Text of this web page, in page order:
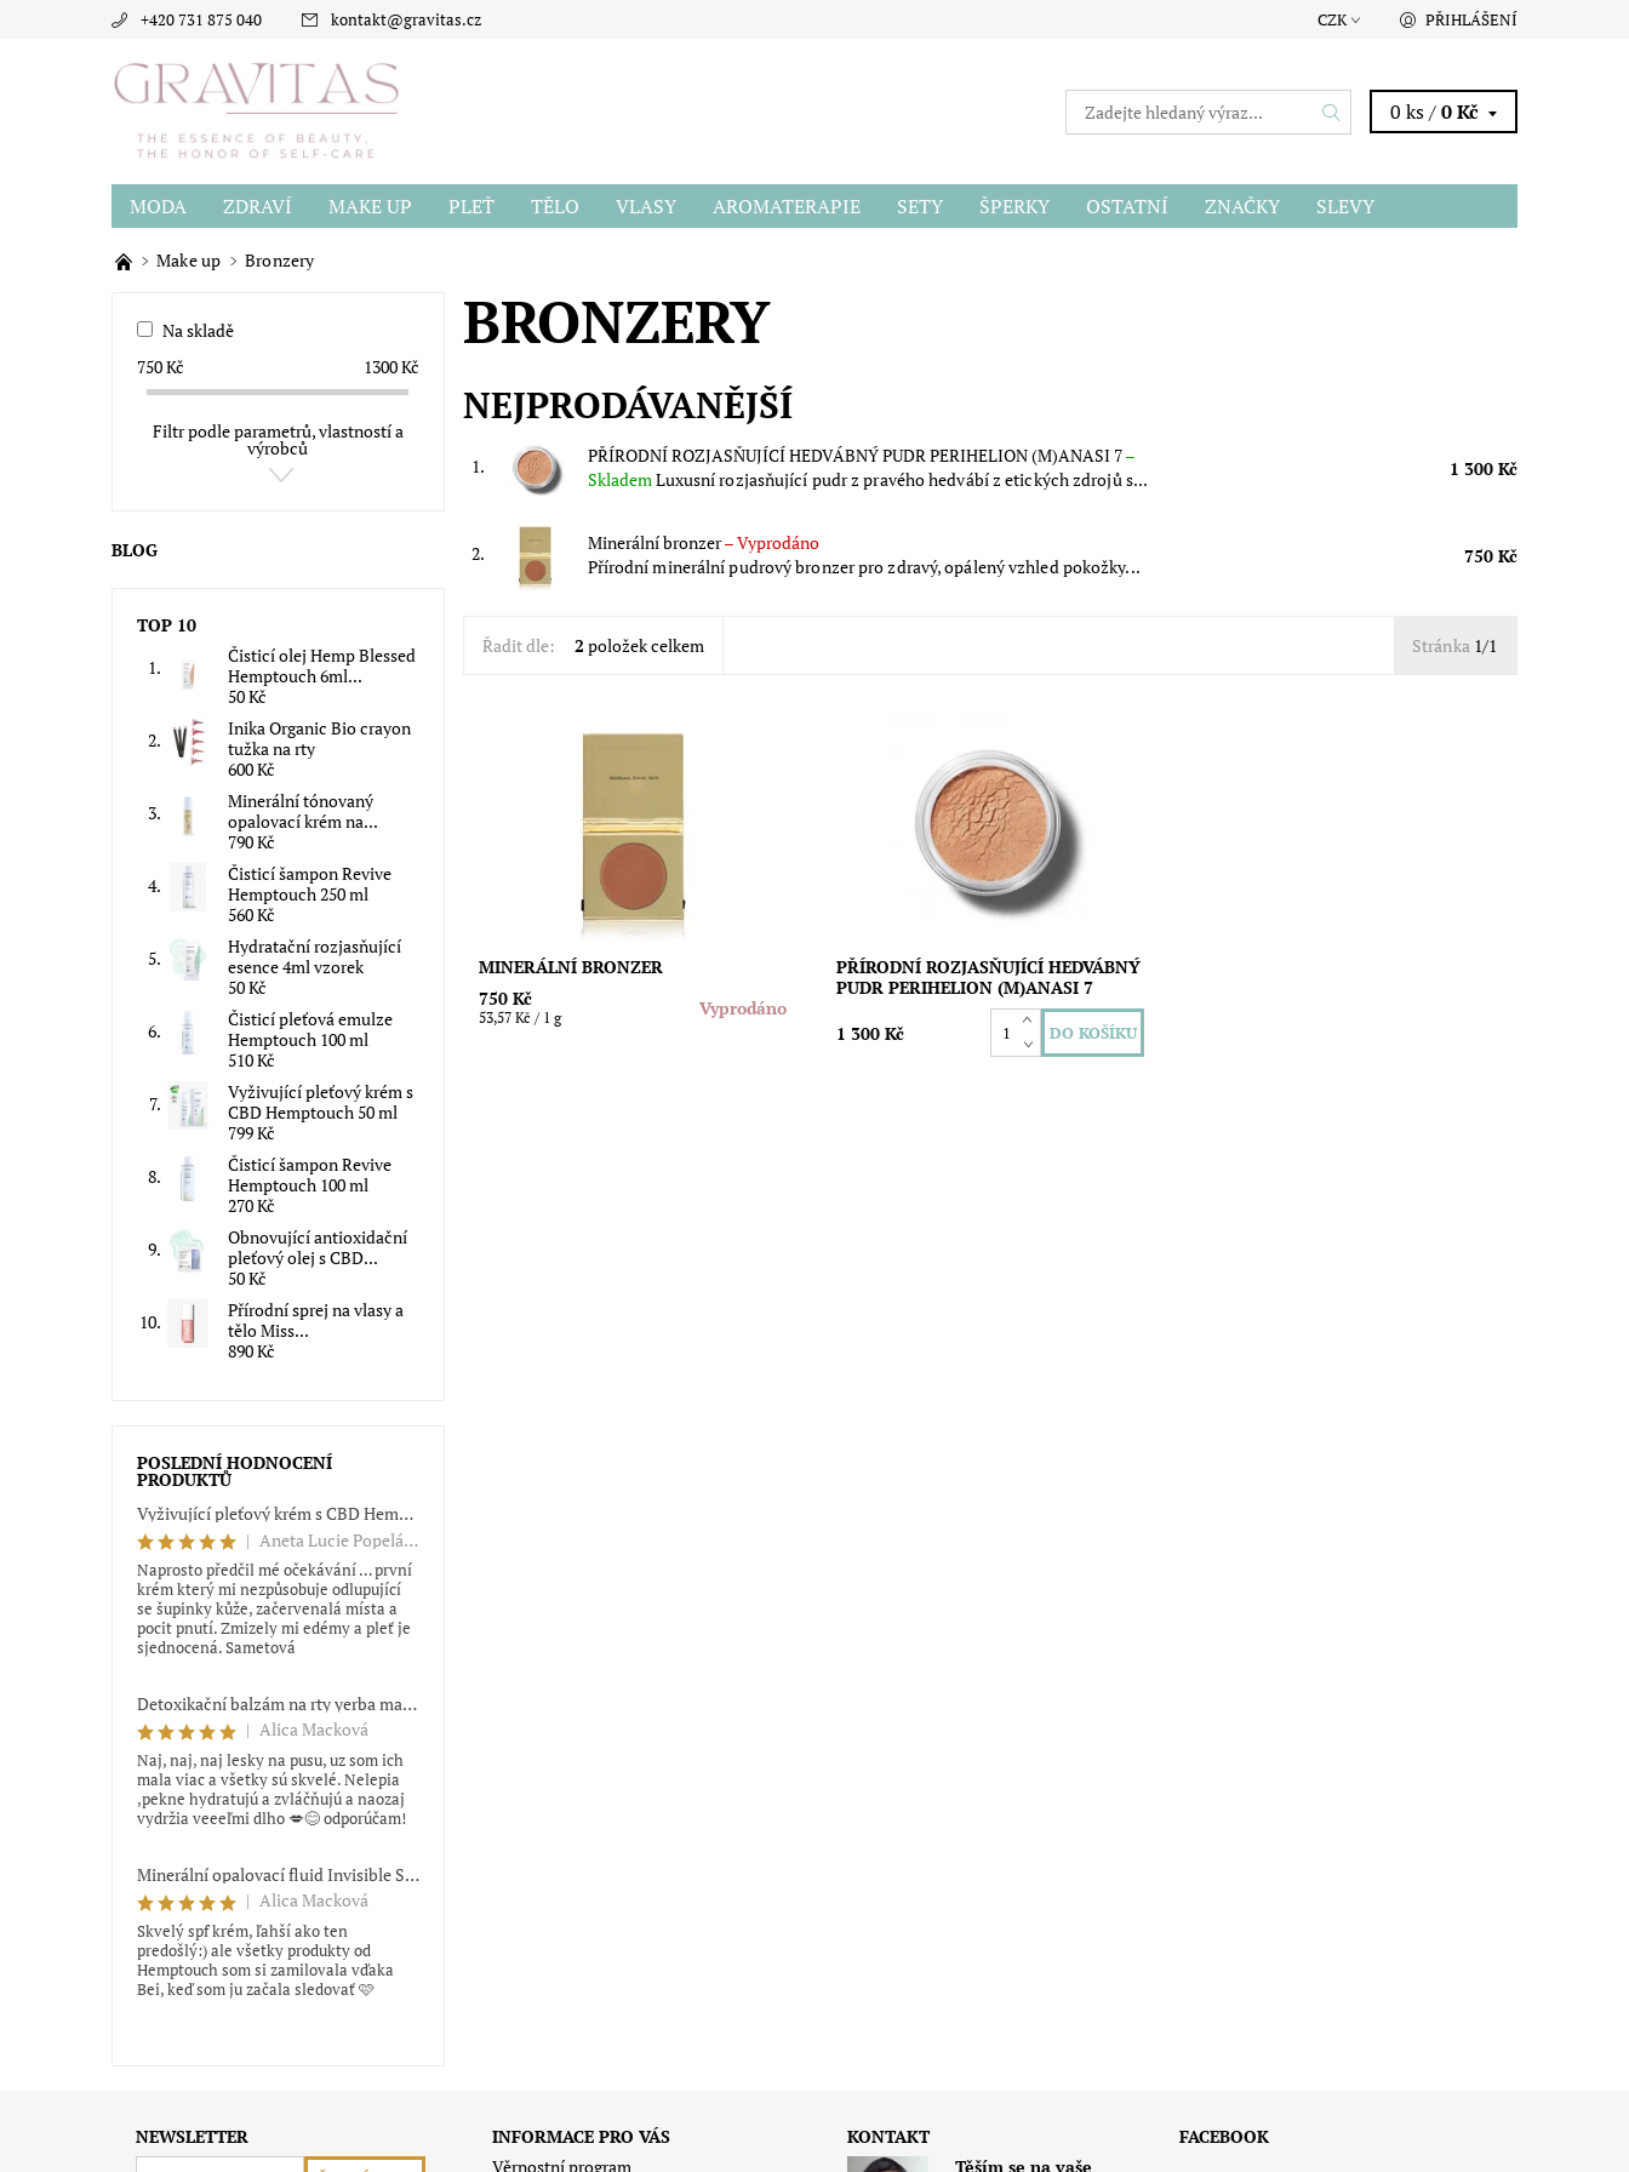
+420 731 875 040 kontakt@gravitas.cz CZK PŘIHLÁŠENÍ
0 ks /0 Kč
MODA ZDRAVÍ MAKE UP PLEŤ TĚLO VLASY AROMATERAPIE SETY ŠPERKY OSTATNÍ ZNAČKY
SLEVY
BLOG
O GRAVITAS
Make up Bronzery
BRONZERY
NEJPRODÁVANĚJŠÍ
1. PŘÍRODNÍ ROZJASŇUJÍCÍ HEDVÁBNÝ PUDR PERIHELION (M)ANASI 7–
Skladem Luxusní rozjasňující pudr z pravého hedvábí z etických zdrojů s... 1 300 Kč
2. Minerální bronzer–Vyprodáno
Přírodní minerální pudrový bronzer pro zdravý, opálený vzhled pokožky...
750 Kč
Řadit dle: 2 položek celkem Stránka1/1
zdravý, opálený vzhled pokožky obličeje i
Vyprodáno
Eco by Sonya
MINERÁLNÍ BRONZER
750 Kč
53,57 Kč / 1 g Vyprodáno
Luxusní rozjasňující pudr z pravého
hedvábí z etických zdrojů s neuvěřitelně
hebkou texturou pro jemný třpyt a
zvýraznění v barvě růžového zlata....
Dostupnost:
Skladem
(M)ANASI 7
PŘÍRODNÍ ROZJASŇUJÍCÍ HEDVÁBNÝ
PUDR PERIHELION (M)ANASI 7
1 300 Kč
Na skladě
750Kč 1300Kč
Filtr podle parametrů, vlastností a
výrobců
BLOG
TOP 10
Čisticí olej Hemp Blessed
Hemptouch 6ml...
50 Kč
Inika Organic Bio crayon
tužka na rty
600 Kč
Minerální tónovaný
opalovací krém na...
790 Kč
Čisticí šampon Revive
Hemptouch 250 ml
560 Kč
Hydratační rozjasňující
esence 4ml vzorek
50 Kč
Čisticí pleťová emulze
Hemptouch 100 ml
510 Kč
Vyživující pleťový krém s
CBD Hemptouch 50 ml
799 Kč
Čisticí šampon Revive
Hemptouch 100 ml
270 Kč
Obnovující antioxidační
pleťový olej s CBD...
50 Kč
Přírodní sprej na vlasy a
tělo Miss...
890 Kč
POSLEDNÍ HODNOCENÍ
PRODUKTŮ
Vyživující pleťový krém s CBD Hemptouch 50 ml
|
Aneta Lucie Popeláková
Naprosto předčil mé očekávání … první
krém který mi nezpůsobuje odlupující
se šupinky kůže, začervenalá místa a
pocit pnutí. Zmizely mi edémy a pleť je
sjednocená. Sametová
Detoxikační balzám na rty yerba maté Trew Cosmetics
| Alica Macková
Naj, naj, naj lesky na pusu, uz som ich
mala viac a všetky sú skvelé. Nelepia
,pekne hydratujú a zvláčňujú a naozaj
vydržia veeeľmi dlho 💋😊 odporúčam!
Minerální opalovací fluid Invisible SPF 50 Hemptouch 50 ml
| Alica Macková
Skvelý spf krém, ľahší ako ten
predošlý:) ale všetky produkty od
Hemptouch som si zamilovala vďaka
Bei, keď som ju začala sledovať 🩷
NEWSLETTER
INFORMACE PRO VÁS
Věrnostní program
KONTAKT
Těším se na vaše
FACEBOOK